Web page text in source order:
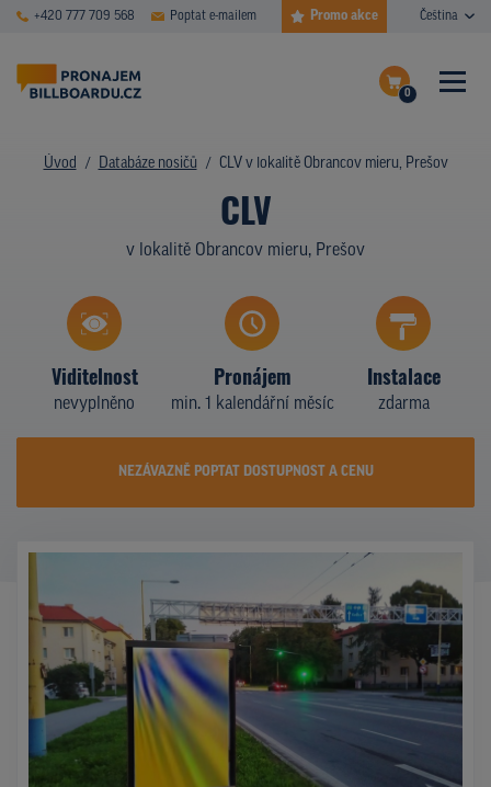
+420 777 709 568 Poptat e-mailem Promo akce Čeština
0
Dokončit poptávku
Zobrazit nosiče na mapě
ČASTÉ DOTAZY
DATABÁZE NOSIČŮ
PLOCHY V AKCI
CENY
Z PRAXE
KDO JSME
Úvod Databáze nosičů CLV v lokalitě Obrancov mieru, Prešov
CLV
v lokalitě Obrancov mieru, Prešov
Viditelnost
nevyplněno
Pronájem
min. 1 kalendářní měsíc
Instalace
zdarma
NEZÁVAZNĚ POPTAT DOSTUPNOST A CENU